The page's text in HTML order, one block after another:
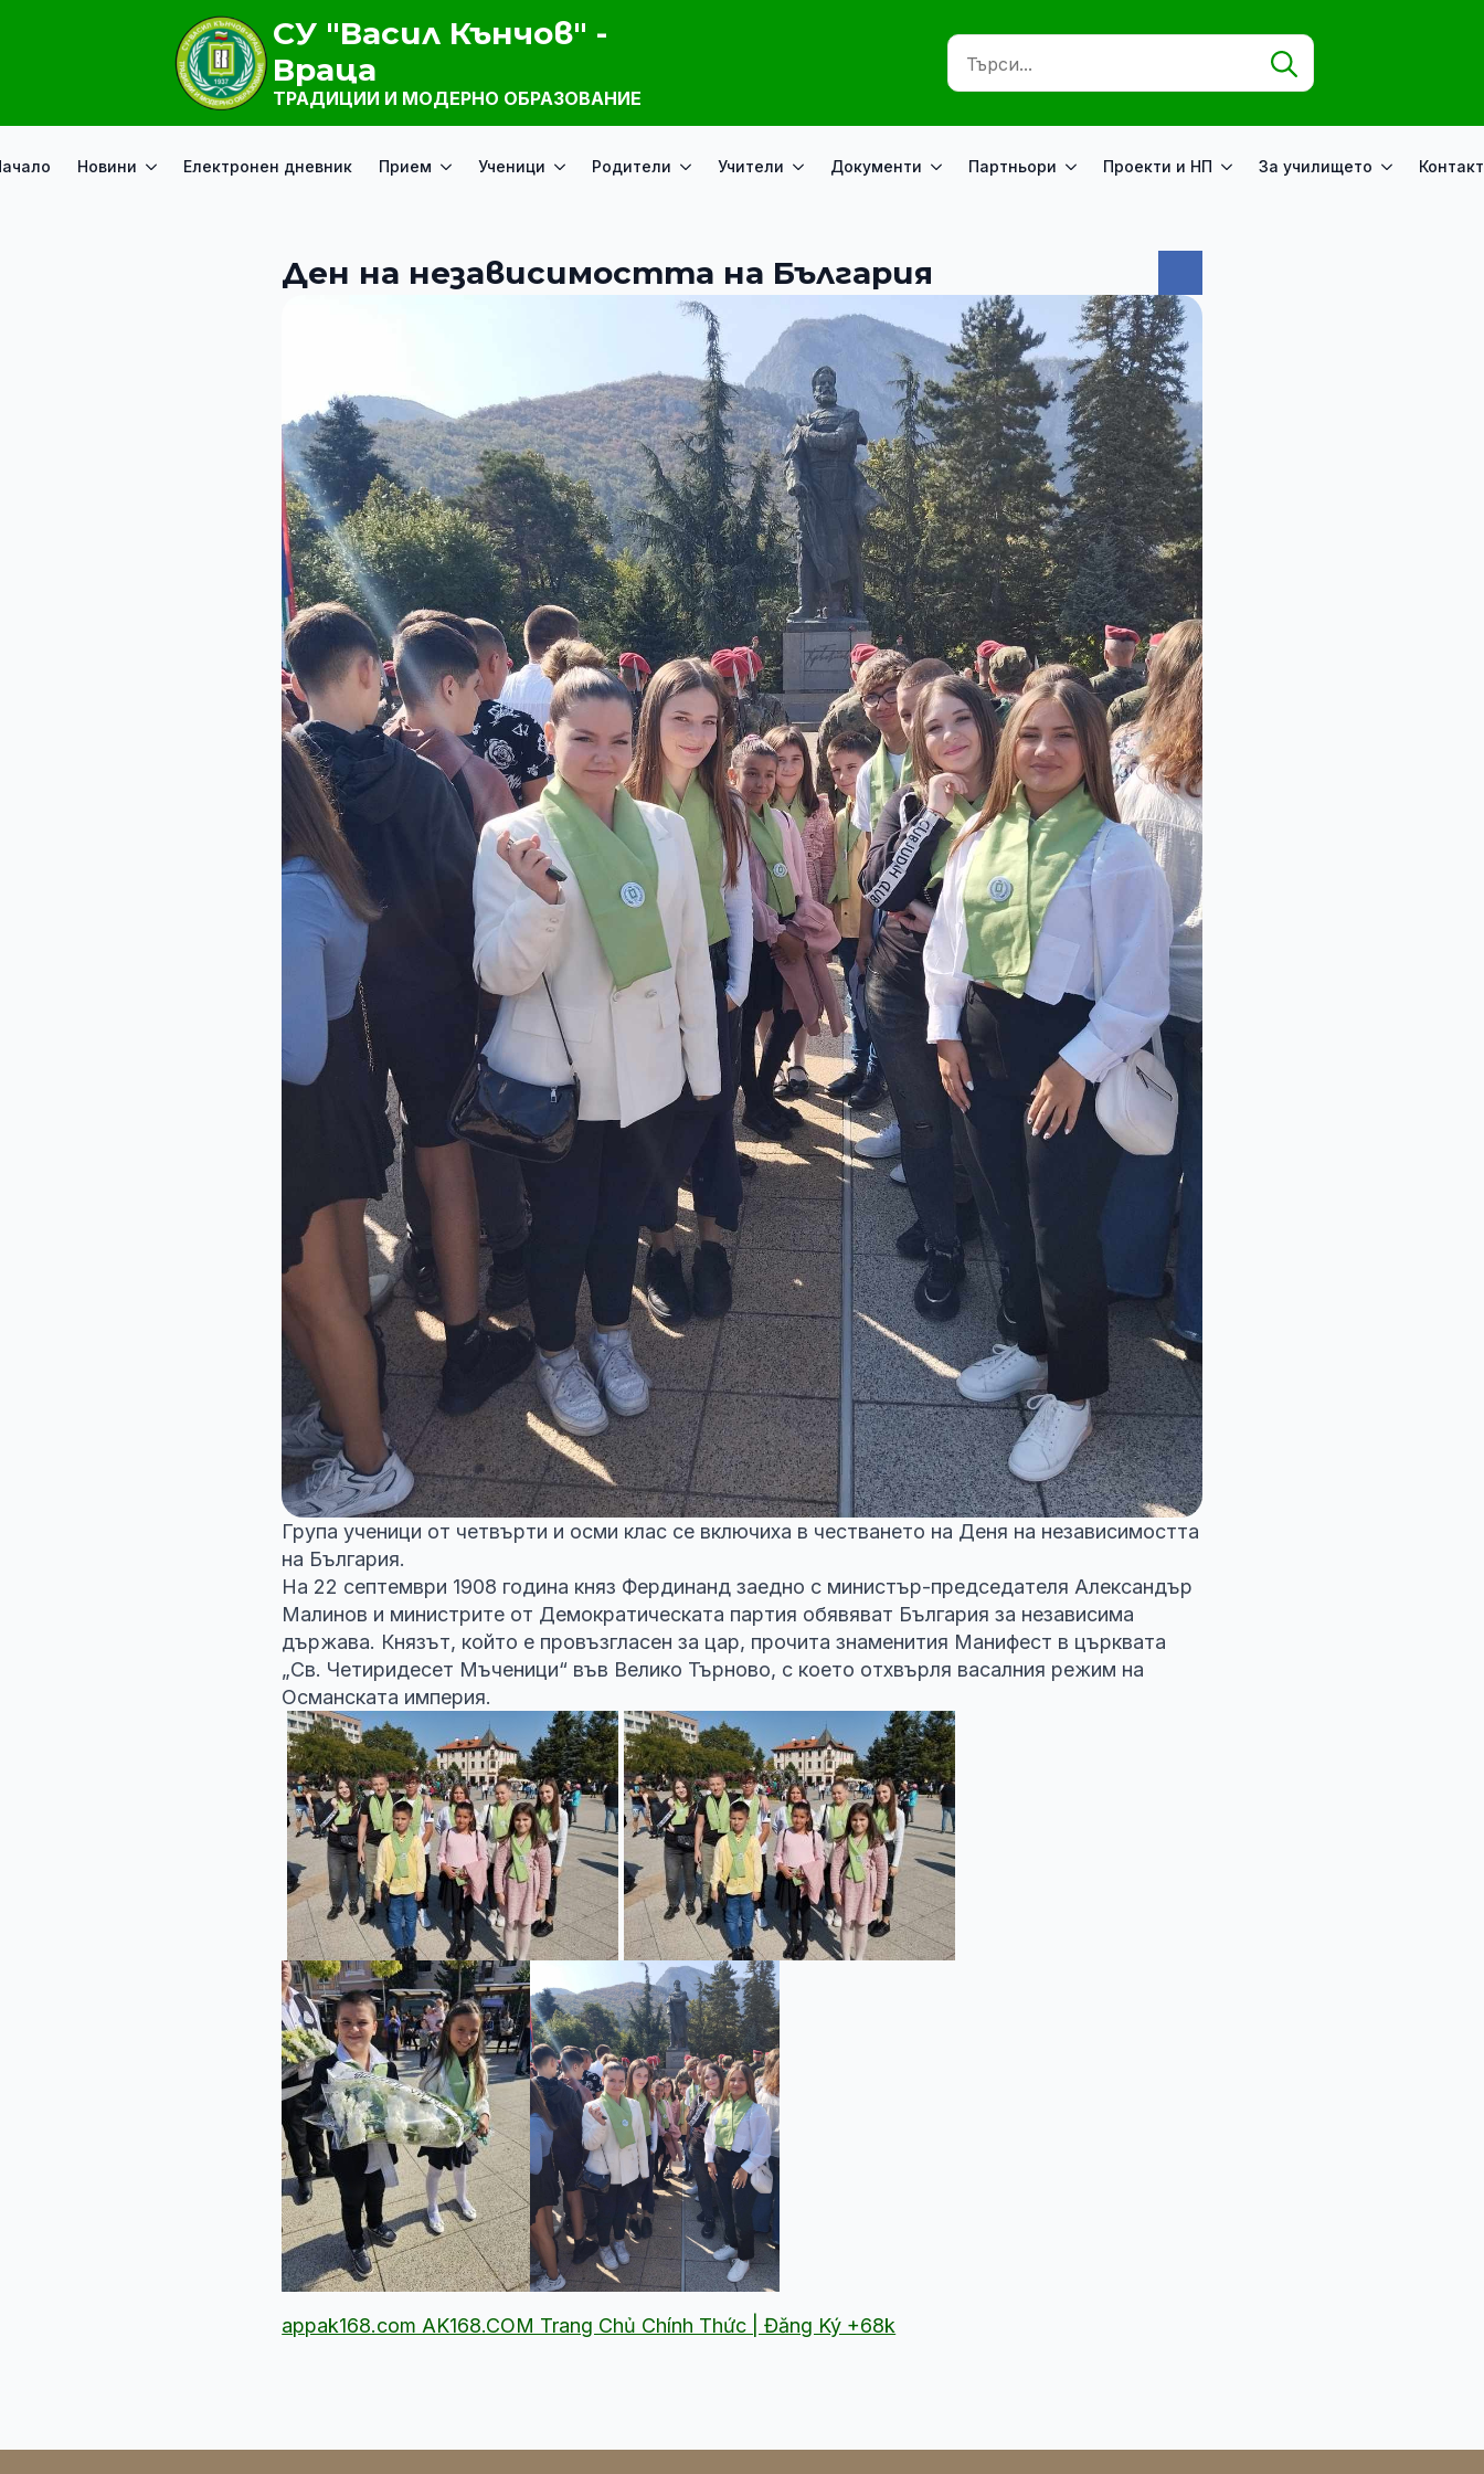
СУ "Васил Кънчов" -
Враца
ТРАДИЦИИ И МОДЕРНО ОБРАЗОВАНИЕ
Search
Новини Електронен дневник Прием Ученици Родители Учители Документи Партньори Проекти и НП За училището
Ден на независимостта на България
Група ученици от четвърти и осми клас се включиха в честването на Деня на независимостта
на България.
На 22 септември 1908 година княз Фердинанд заедно с министър-председателя Александър
Малинов и министрите от Демократическата партия обявяват България за независима
държава. Князът, който е провъзгласен за цар, прочита знаменития Манифест в църквата
„Св. Четиридесет Мъченици“ във Велико Търново, с което отхвърля васалния режим на
Османската империя.
appak168.com AK168.COM Trang Chủ Chính Thức | Đăng Ký +68k